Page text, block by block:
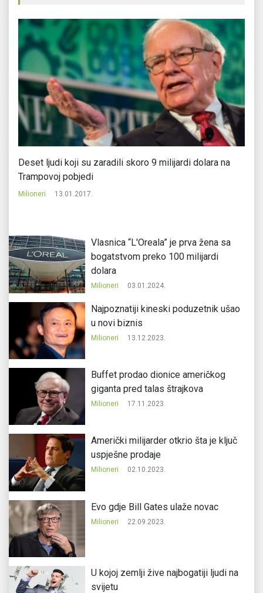
Deset ljudi koji su zaradili skoro 9 milijardi dolara na
Trampovoj pobjedi
Milioneri 13.01.2017.
Vlasnica “L'Oreala” je prva žena sa
bogatstvom preko 100 milijardi
dolara
Milioneri 03.01.2024.
Najpoznatiji kineski poduzetnik ušao
u novi biznis
Milioneri 13.12.2023.
Buffet prodao dionice američkog
giganta pred talas štrajkova
Milioneri 17.11.2023.
Američki milijarder otkrio šta je ključ
uspješne prodaje
Milioneri 02.10.2023.
Evo gdje Bill Gates ulaže novac
Milioneri 22.09.2023.
U kojoj zemlji žive najbogatiji ljudi na
svijetu